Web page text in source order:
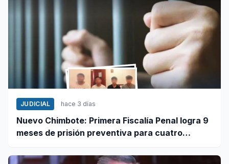
JUDICIAL hace 3 días
Nuevo Chimbote: Primera Fiscalía Penal logra 9
meses de prisión preventiva para cuatro